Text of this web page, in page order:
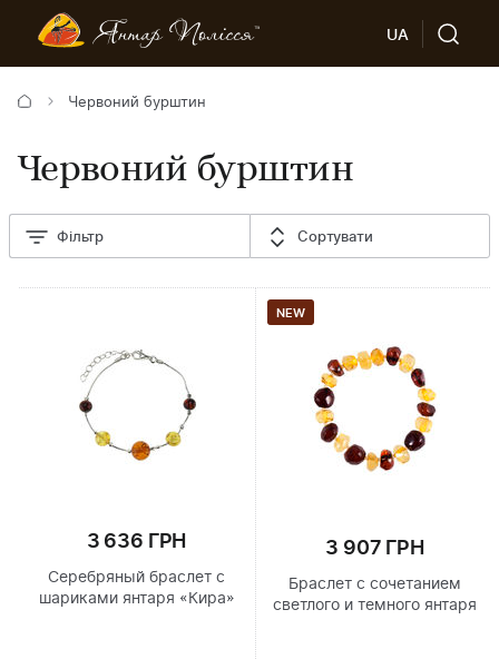
UA
Червоний бурштин
Червоний бурштин
Фільтр Сортувати
3 636 ГРН
Серебряный браслет с
шариками янтаря «Кира»
NEW
3 907 ГРН
Браслет с сочетанием
светлого и темного янтаря